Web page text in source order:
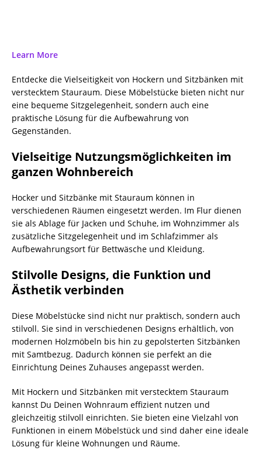
Learn More
Entdecke die Vielseitigkeit von Hockern und Sitzbänken mit
verstecktem Stauraum. Diese Möbelstücke bieten nicht nur
eine bequeme Sitzgelegenheit, sondern auch eine
praktische Lösung für die Aufbewahrung von
Gegenständen.
Vielseitige Nutzungsmöglichkeiten im
ganzen Wohnbereich
Hocker und Sitzbänke mit Stauraum können in
verschiedenen Räumen eingesetzt werden. Im Flur dienen
sie als Ablage für Jacken und Schuhe, im Wohnzimmer als
zusätzliche Sitzgelegenheit und im Schlafzimmer als
Aufbewahrungsort für Bettwäsche und Kleidung.
Stilvolle Designs, die Funktion und
Ästhetik verbinden
Diese Möbelstücke sind nicht nur praktisch, sondern auch
stilvoll. Sie sind in verschiedenen Designs erhältlich, von
modernen Holzmöbeln bis hin zu gepolsterten Sitzbänken
mit Samtbezug. Dadurch können sie perfekt an die
Einrichtung Deines Zuhauses angepasst werden.
Mit Hockern und Sitzbänken mit verstecktem Stauraum
kannst Du Deinen Wohnraum effizient nutzen und
gleichzeitig stilvoll einrichten. Sie bieten eine Vielzahl von
Funktionen in einem Möbelstück und sind daher eine ideale
Lösung für kleine Wohnungen und Räume.